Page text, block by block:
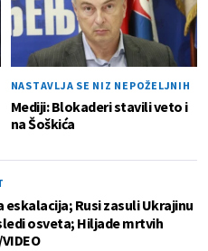
NASTAVLJA SE NIZ NEPOŽELJNIH
Mediji: Blokaderi stavili veto i
na Šoškića
eskalacija; Rusi zasuli Ukrajinu
osveta; Hiljade mrtvih